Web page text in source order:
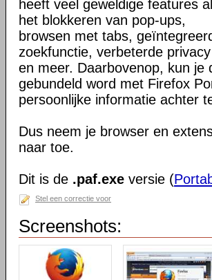
heeft veel geweldige features
het blokkeren van pop-ups,
browsen met tabs,
zoekfunctie, verbeterde
en meer. Daarbovenop, kun je
gebundeld word met Firefox
persoonlijke informatie achter
Dus neem je browser en
naar toe.
Dit is de .paf.exe versie (
Stel een correctie voor
Screenshots: